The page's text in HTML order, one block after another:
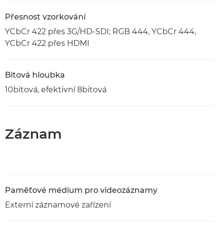
Přesnost vzorkování
YCbCr 422 přes 3G/HD-SDI; RGB 444, YCbCr 444,
YCbCr 422 přes HDMI
Bitová hloubka
10bitová, efektivní 8bitová
Záznam
Paměťové médium pro videozáznamy
Externí záznamové zařízení